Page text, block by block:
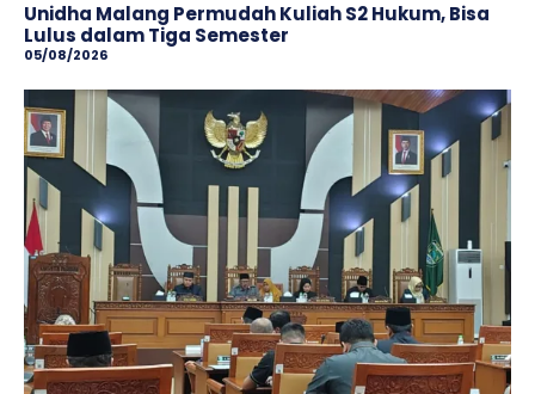
Unidha Malang Permudah Kuliah S2 Hukum, Bisa
Lulus dalam Tiga Semester
05/08/2026